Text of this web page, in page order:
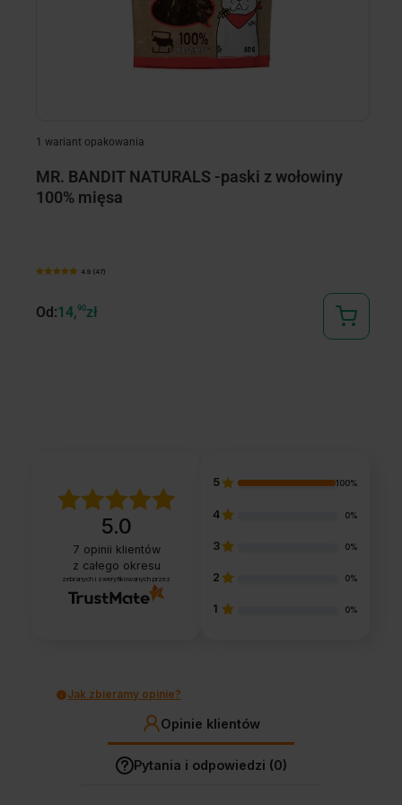
1 wariant opakowania
MR. BANDIT NATURALS -paski z wołowiny
100% mięsa
4.9 (47)
Od:14,90zł
5.0
7 opinii klientów
z całego okresu
zebranych i zweryfikowanych przez
5 100%
4 0%
3 0%
2 0%
1 0%
Jak zbieramy opinie?
Opinie klientów
Pytania i odpowiedzi (0)